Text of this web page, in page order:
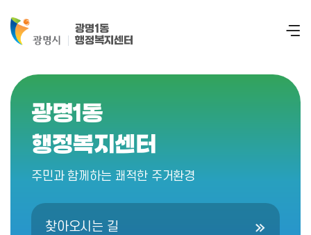
광명1동
행정복지센터
광명1동
행정복지센터
주민과 함께하는 쾌적한 주거환경
찾아오시는 길